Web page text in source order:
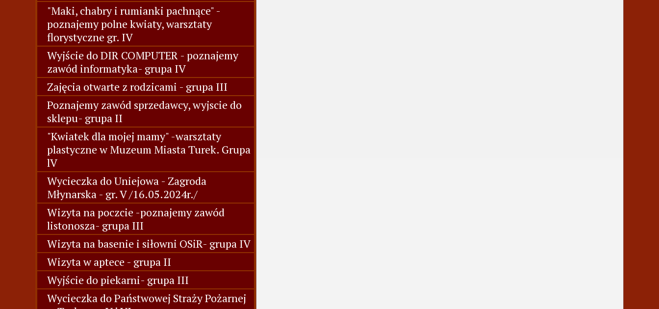
"Maki, chabry i rumianki pachnące" -
poznajemy polne kwiaty, warsztaty
florystyczne gr. IV
Wyjście do DIR COMPUTER - poznajemy
zawód informatyka- grupa IV
Zajęcia otwarte z rodzicami - grupa III
Poznajemy zawód sprzedawcy, wyjscie do
sklepu- grupa II
"Kwiatek dla mojej mamy" -warsztaty
plastyczne w Muzeum Miasta Turek. Grupa
lV
Wycieczka do Uniejowa - Zagroda
Młynarska - gr. V /16.05.2024r./
Wizyta na poczcie -poznajemy zawód
listonosza- grupa III
Wizyta na basenie i siłowni OSiR- grupa IV
Wizyta w aptece - grupa II
Wyjście do piekarni- grupa III
Wycieczka do Państwowej Straży Pożarnej